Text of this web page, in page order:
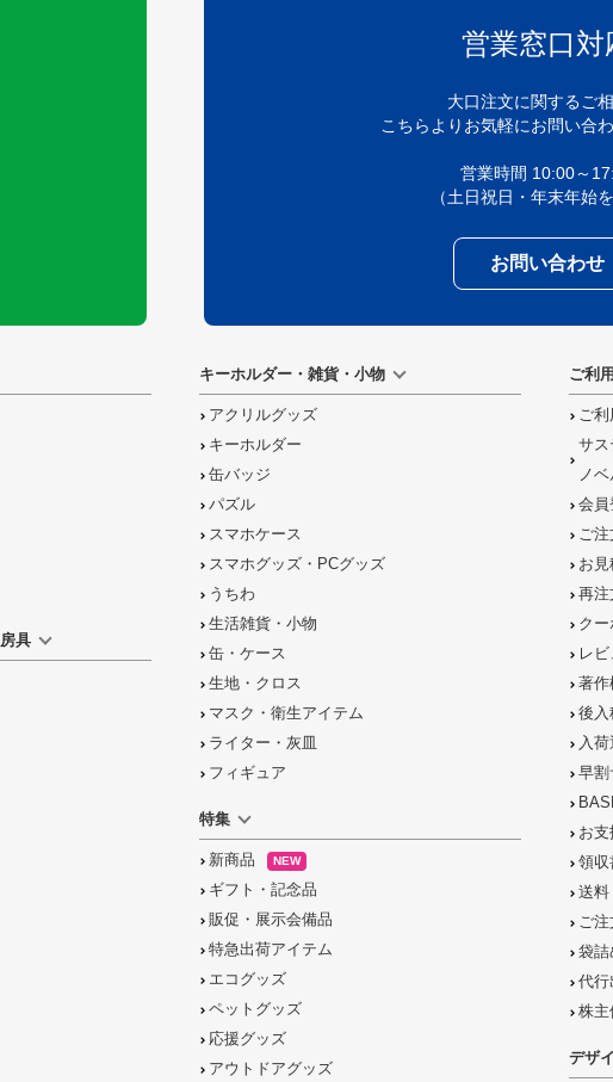
営業窓口対
大口注文に関するご
こちらよりお気軽にお問い合わ
営業時間 10:00～
（土日祝日・年末年始を
お問い合わせ
具
キーホルダー・雑貨・小物
アクリルグッズ
キーホルダー
缶バッジ
パズル
スマホケース
スマホグッズ・PCグッズ
うちわ
生活雑貨・小物
缶・ケース
生地・クロス
マスク・衛生アイテム
ライター・灰皿
フィギュア
特集
新商品 NEW
ギフト・記念品
販促・展示会備品
特急出荷アイテム
エコグッズ
ペットグッズ
応援グッズ
アウトドアグッズ
ご利
ご利
サス
ノベ
会員
ご注
お
再注
ク
レ
著作
後入
入
早割
お
領収
送料
ご注
袋詰
代行
株主
デザ